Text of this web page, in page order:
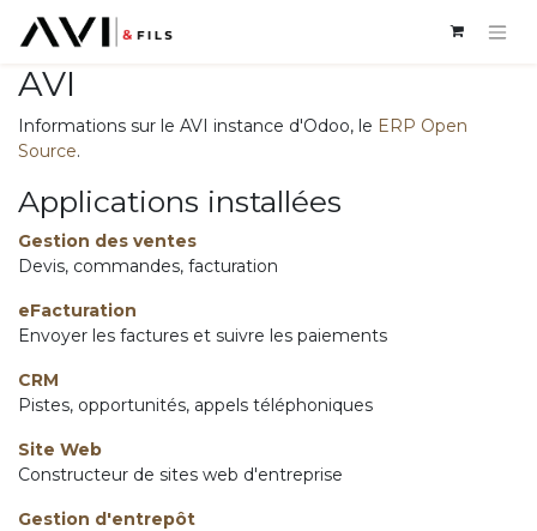
AVI
Informations sur le AVI instance d'Odoo, le ERP Open
Source.
Applications installées
Gestion des ventes
Devis, commandes, facturation
eFacturation
Envoyer les factures et suivre les paiements
CRM
Pistes, opportunités, appels téléphoniques
Site Web
Constructeur de sites web d'entreprise
Gestion d'entrepôt